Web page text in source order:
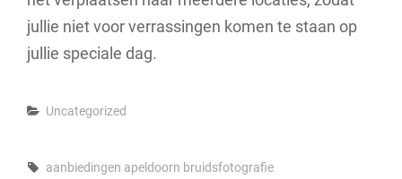
jullie niet voor verrassingen komen te staan op
jullie speciale dag.
Categories
Uncategorized
Tags,
aanbiedingen apeldoorn bruidsfotografie